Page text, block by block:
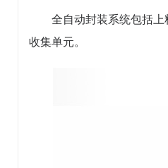
全自动封装系统包括
收集单元。